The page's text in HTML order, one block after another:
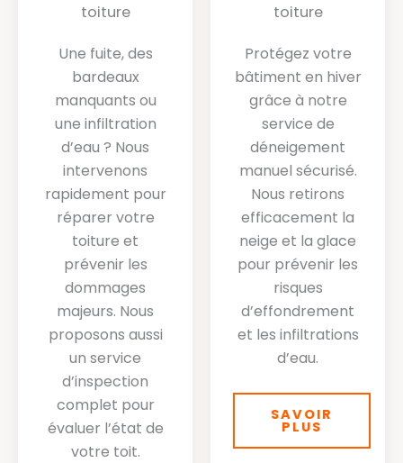
toiture
Une fuite, des
bardeaux
manquants ou
une infiltration
d’eau ? Nous
intervenons
rapidement pour
réparer votre
toiture et
prévenir les
dommages
majeurs. Nous
proposons aussi
un service
d’inspection
complet pour
évaluer l’état de
votre toit.
toiture
Protégez votre
bâtiment en hiver
grâce à notre
service de
déneigement
manuel sécurisé.
Nous retirons
efficacement la
neige et la glace
pour prévenir les
risques
d’effondrement
et les infiltrations
d’eau.
SAVOIR
PLUS